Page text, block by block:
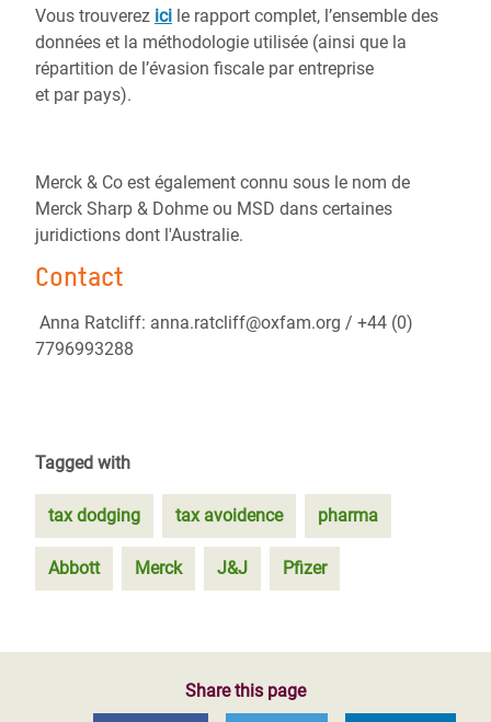
Vous trouverez ici le rapport complet, l’ensemble des
données et la méthodologie utilisée (ainsi que la
répartition de l’évasion fiscale par entreprise
et par pays).
Merck & Co est également connu sous le nom de
Merck Sharp & Dohme ou MSD dans certaines
juridictions dont l'Australie.
Contact
Anna Ratcliff: anna.ratcliff@oxfam.org / +44 (0)
7796993288
Tagged with
tax dodging tax avoidence pharma
Abbott Merck J&J Pfizer
Share this page